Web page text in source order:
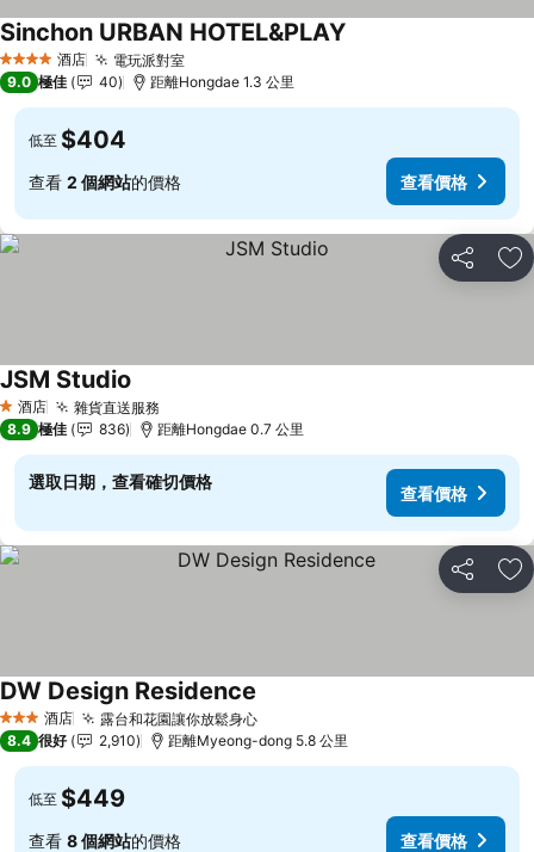
4 星級 酒店 電玩派對室查看價格
Sinchon URBAN HOTEL&PLAY
9.0 極佳 40 距離Hongdae 1.3 公里
低至 $404
查看 2 個網站的價格 查看價格
分享 放
1 星級
酒店 雜貨直送服務
JSM Studio
8.9 極佳 836 距離Hongdae 0.7 公里
選取日期，查看確切價格
查看價格
分享 放
3 星級 酒店 露台和花園讓你放鬆身心查看價格
DW Design Residence
8.4 很好 2,910 距離Myeong-dong 5.8 公里
低至 $449
查看 8 個網站的價格 查看價格